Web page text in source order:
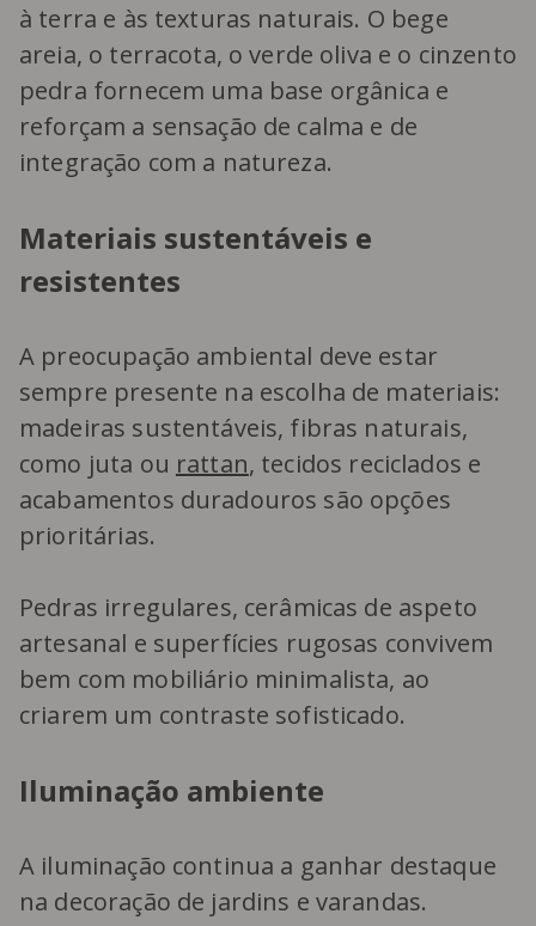
à terra e às texturas naturais. O bege
areia, o terracota, o verde oliva e o cinzento
pedra fornecem uma base orgânica e
reforçam a sensação de calma e de
integração com a natureza.
Materiais sustentáveis e
resistentes
A preocupação ambiental deve estar
sempre presente na escolha de materiais:
madeiras sustentáveis, fibras naturais,
como juta ou rattan, tecidos reciclados e
acabamentos duradouros são opções
prioritárias.
Pedras irregulares, cerâmicas de aspeto
artesanal e superfícies rugosas convivem
bem com mobiliário minimalista, ao
criarem um contraste sofisticado.
Iluminação ambiente
A iluminação continua a ganhar destaque
na decoração de jardins e varandas.